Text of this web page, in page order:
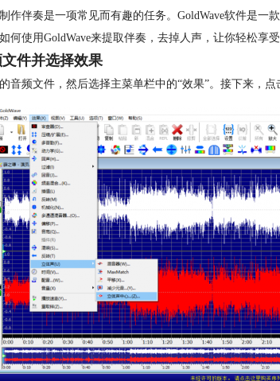
作伴奏是一项常见而有趣的任务。GoldWave软件是
何使用GoldWave来提取伴奏，去掉人声，让你轻松享
件并选择效果
音频文件，然后选择主菜单栏中的“效果”。接下来，点